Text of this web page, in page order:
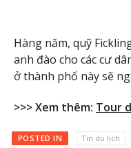
Hàng năm, quỹ
anh đào cho các cư
ở thành phố này sẽ
>>> Xem thêm: Tour
POSTED IN Tin du lịch